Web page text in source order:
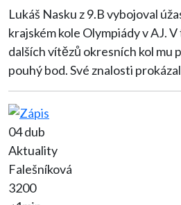
Lukáš Nasku z 9.B vybojoval
krajském kole Olympiády v AJ. V těžké konkurenci
dalších vítězů okresních kol mu
pouhý bod. Své znalosti
04 dub
Aktuality
Falešníková
3200